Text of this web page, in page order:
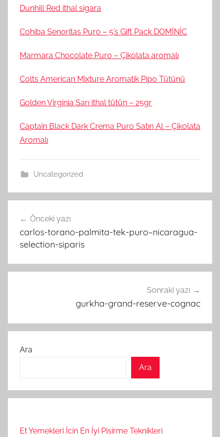
Dunhill Red ithal sigara
Cohiba Senoritas Puro – 5’s Gift Pack DOMİNİC
Marmara Chocolate Puro – Çikolata aromalı
Colts American Mixture Aromatik Pipo Tütünü
Golden Virginia Sarı ithal tütün – 25gr
Captain Black Dark Crema Puro Satın Al – Çikolata
Aromalı
Uncategorized
gezinmesi
Önceki yazı
carlos-torano-palmita-tek-puro–nicaragua-
selection-siparis
Sonraki yazı
gurkha-grand-reserve-cognac
Ara
Ara
Et Yemekleri İcin En İyi Pisirme Teknikleri